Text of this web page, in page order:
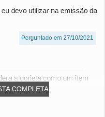
devo utilizar na emissão da
Perguntado em 27/10/2021
COMPLETA
a gorjeta como um item
5.102.